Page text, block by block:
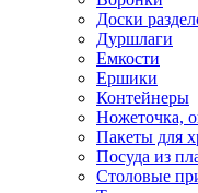
Доски
Дуршлаги
Емкости
Ершики
Контейнеры
Ножеточка,
Пакеты для
Посуда из
Столовые